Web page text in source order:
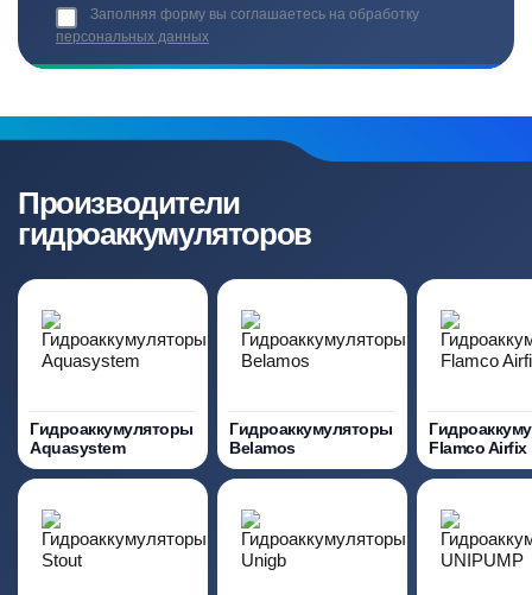
Заполняя форму вы соглашаетесь на обработку
персональных данных
Производители
гидроаккумуляторов
Гидроаккумуляторы
Aquasystem
Гидроаккумуляторы
Belamos
Flamco Airfix